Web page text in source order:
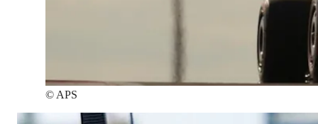
© APS